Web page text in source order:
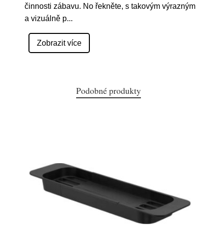
činnosti zábavu. No řekněte, s takovým výrazným
a vizuálně p...
Zobrazit více
Podobné produkty